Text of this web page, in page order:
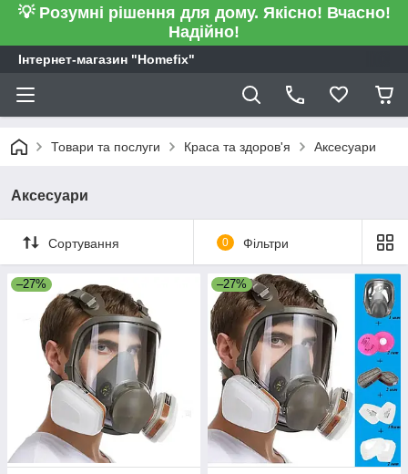
💡 Розумні рішення для дому. Якісно! Вчасно!
Надійно!
Інтернет-магазин "Homefix"
Товари та послуги Краса та здоров'я Аксесуари
Аксесуари
Сортування 0 Фільтри
–27% –27%